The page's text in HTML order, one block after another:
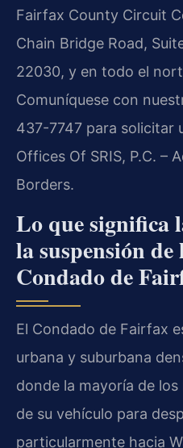
Fairfax County Circuit
Chain Bridge Road,
22030, y en todo el
Comuníquese con
437-7747 para solicitar
Offices Of SRIS, P.C. –
Borders.
Lo que significa
la suspensión de
Condado de
El Condado de Fairfax
urbana y suburbana
donde la mayoría de
de su vehículo para
particularmente hacia